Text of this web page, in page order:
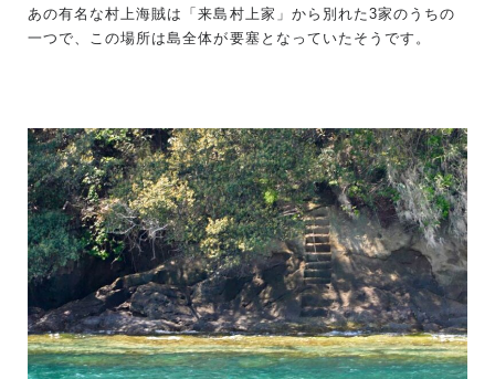
あの有名な村上海賊は「来島村上家」から別れた3家のうちの
一つで、この場所は島全体が要塞となっていたそうです。